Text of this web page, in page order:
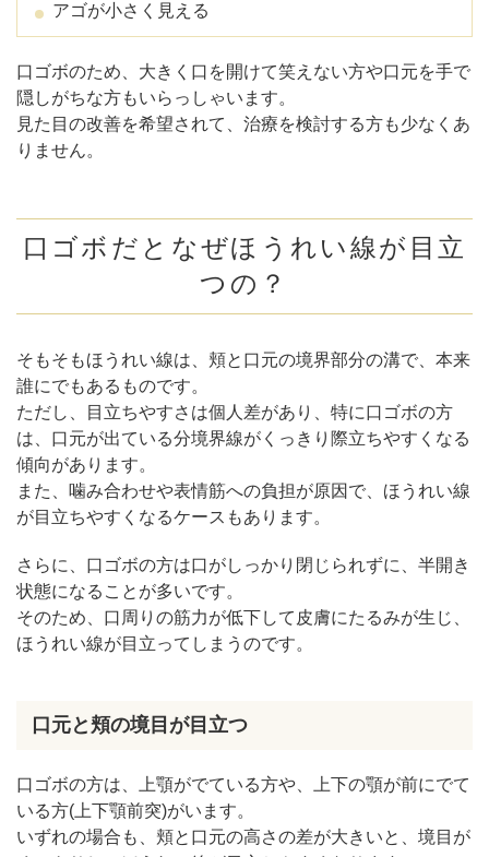
アゴが小さく見える
口ゴボのため、大きく口を開けて笑えない方や口元を手で
隠しがちな方もいらっしゃいます。
見た目の改善を希望されて、治療を検討する方も少なくあ
りません。
口ゴボだとなぜほうれい線が目立
つの？
そもそもほうれい線は、頬と口元の境界部分の溝で、本来
誰にでもあるものです。
ただし、目立ちやすさは個人差があり、特に口ゴボの方
は、口元が出ている分境界線がくっきり際立ちやすくなる
傾向があります。
また、噛み合わせや表情筋への負担が原因で、ほうれい線
が目立ちやすくなるケースもあります。
さらに、口ゴボの方は口がしっかり閉じられずに、半開き
状態になることが多いです。
そのため、口周りの筋力が低下して皮膚にたるみが生じ、
ほうれい線が目立ってしまうのです。
口元と頬の境目が目立つ
口ゴボの方は、上顎がでている方や、上下の顎が前にでて
いる方(上下顎前突)がいます。
いずれの場合も、頬と口元の高さの差が大きいと、境目が